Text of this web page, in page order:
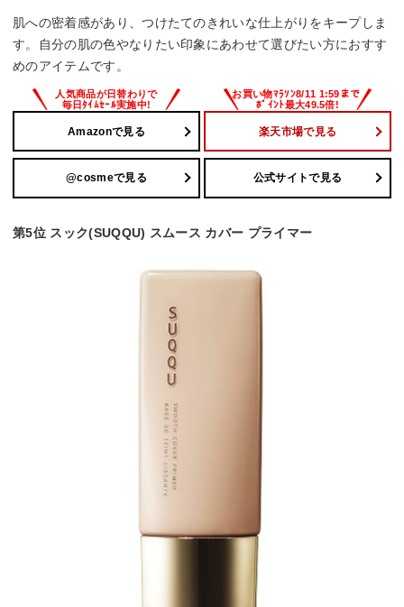
肌への密着感があり、つけたてのきれいな仕上がりをキープしま
す。自分の肌の色やなりたい印象にあわせて選びたい方におすす
めのアイテムです。
Amazonで見る 楽天市場で見る
@cosmeで見る 公式サイトで見る
第5位 スック(SUQQU) スムース カバー プライマー